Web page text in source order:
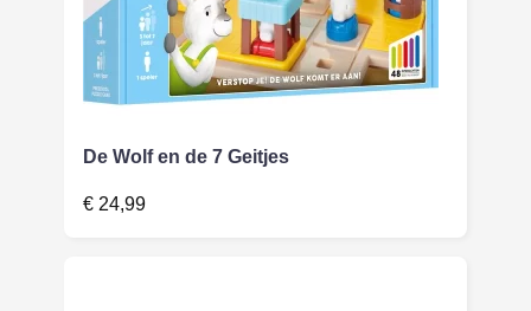
De Wolf en de 7 Geitjes
€ 24,99